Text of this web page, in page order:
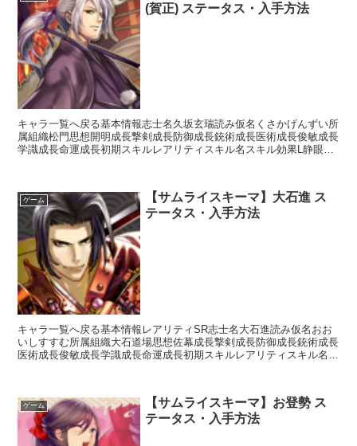
(賀正) ステータス・入手方法
キャラ一覧へ戻る基本情報志士名久坂玄瑞読み仮名くさかげんずい所
属組織松門思想開明成長撃剣成長防御成長銃術成長医術成長俊敏成長
学識成長命運成長初期スキルレアリティスキル名スキル効果L静眼
ゲーム
【サムライスキーマ】大石進 ス
テータス・入手方法
キャラ一覧へ戻る基本情報レアリティSR志士名大石進読み仮名おお
いしすすむ所属組織大石道場思想佐幕成長撃剣成長防御成長銃術成長
医術成長俊敏成長学識成長命運成長初期スキルレアリティスキル名ス
ゲーム
【サムライスキーマ】お登勢 ス
テータス・入手方法